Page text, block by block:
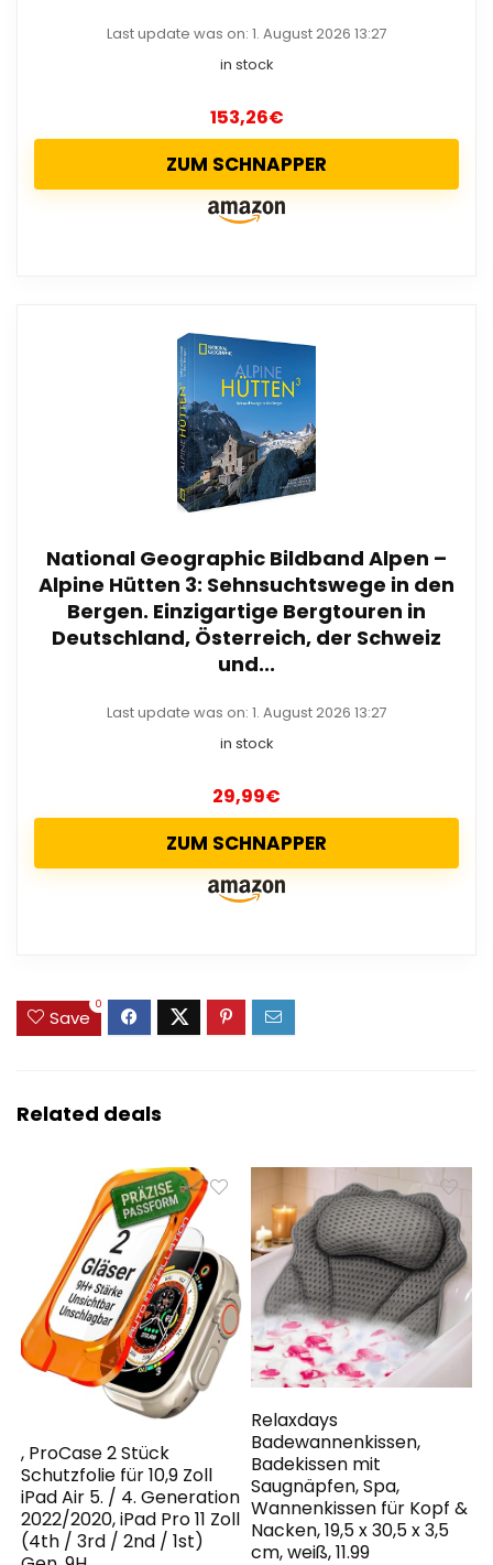
Last update was on: 1. August 2026 13:27
in stock
153,26€
ZUM SCHNAPPER
National Geographic Bildband Alpen –
Alpine Hütten 3: Sehnsuchtswege in den
Bergen. Einzigartige Bergtouren in
Deutschland, Österreich, der Schweiz
und...
Last update was on: 1. August 2026 13:27
in stock
29,99€
ZUM SCHNAPPER
Save
0
Related deals
, ProCase 2 Stück
Schutzfolie für 10,9 Zoll
iPad Air 5. / 4. Generation
2022/2020, iPad Pro 11 Zoll
(4th / 3rd / 2nd / 1st)
Relaxdays
Badewannenkissen,
Badekissen mit
Saugnäpfen, Spa,
Wannenkissen für Kopf &
Nacken, 19,5 x 30,5 x 3,5
cm, weiß, 11.99